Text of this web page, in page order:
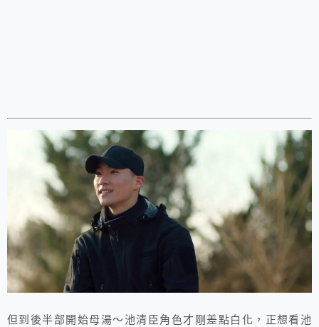
但到後半部開始母湯～池清臣角色才剛差點白化，正想看池